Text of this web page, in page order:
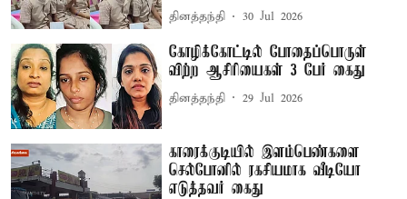
தினத்தந்தி 30 Jul 2026
கோழிக்கோட்டில் போதைப்பொருள்
விற்ற ஆசிரியைகள் 3 பேர் கைது
தினத்தந்தி 29 Jul 2026
காரைக்குடியில் இளம்பெண்களை
செல்போனில் ரகசியமாக வீடியோ
எடுத்தவர் கைது